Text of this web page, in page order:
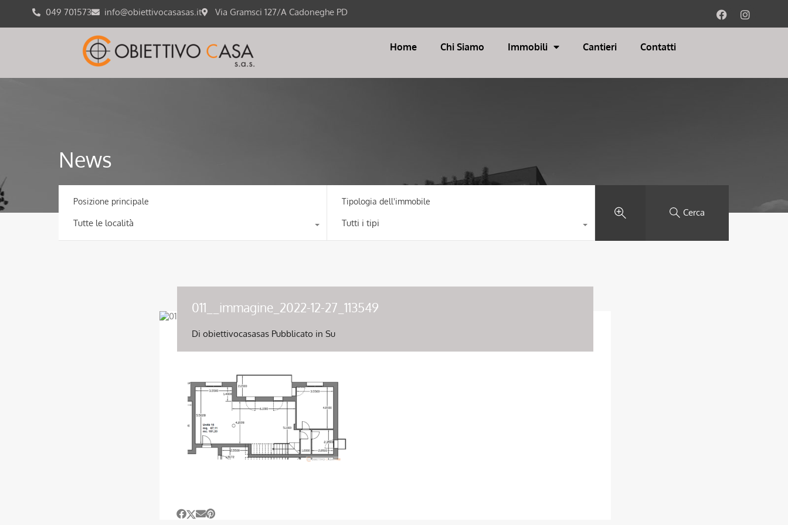
049 701573 info@obiettivocasasas.it Via Gramsci 127/A Cadoneghe PD
Home Chi Siamo Immobili Cantieri Contatti
News
Posizione principale
Tutte le località
Tipologia dell'immobile
Tutti i tipi
Cerca
011__immagine_2022-12-27_113549
Di obiettivocasasasPubblicato in Su